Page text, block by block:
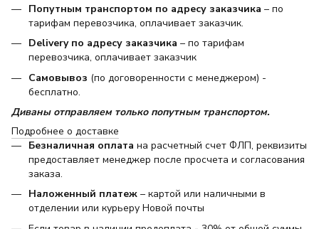
Попутным транспортом по адресу заказчика – по
тарифам перевозчика, оплачивает заказчик.
Delivery по адресу заказчика – по тарифам
перевозчика, оплачивает заказчик
Самовывоз (по договоренности с менеджером) -
бесплатно.
Диваны отправляем только попутным транспортом.
Подробнее о доставке
Безналичная оплата на расчетный счет ФЛП, реквизиты
предоставляет менеджер после просчета и согласования
заказа.
Наложенный платеж – картой или наличными в
отделении или курьеру Новой почты